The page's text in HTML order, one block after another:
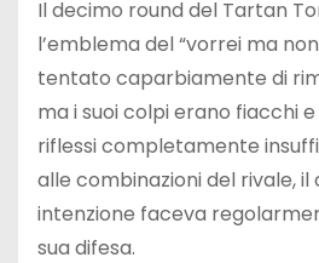
Il decimo round del Tartan
l’emblema del “vorrei ma
tentato caparbiamente di
ma i suoi colpi erano fiacchi
riflessi completamente
alle combinazioni del rivale,
intenzione faceva
sua difesa.